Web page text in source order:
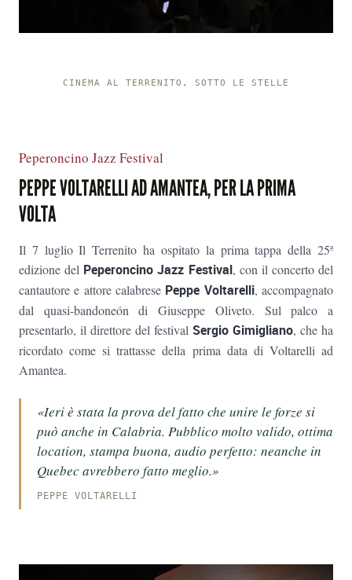
CINEMA AL TERRENITO, SOTTO LE STELLE
Peperoncino Jazz Festival
PEPPE VOLTARELLI AD AMANTEA, PER LA PRIMA
VOLTA
Il 7 luglio Il Terrenito ha ospitato la prima tappa della 25ª
edizione del Peperoncino Jazz Festival, con il concerto del
cantautore e attore calabrese Peppe Voltarelli, accompagnato
dal quasi-bandoneón di Giuseppe Oliveto. Sul palco a
presentarlo, il direttore del festival Sergio Gimigliano, che ha
ricordato come si trattasse della prima data di Voltarelli ad
Amantea.
«Ieri è stata la prova del fatto che unire le forze si
può anche in Calabria. Pubblico molto valido, ottima
location, stampa buona, audio perfetto: neanche in
Quebec avrebbero fatto meglio.»
PEPPE VOLTARELLI